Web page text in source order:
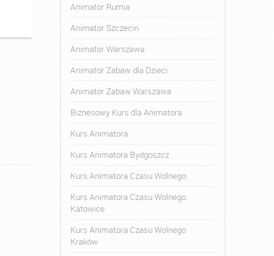
Animator Rumia
Animator Szczecin
Animator Warszawa
Animator Zabaw dla Dzieci
Animator Zabaw Warszawa
Biznesowy Kurs dla Animatora
Kurs Animatora
Kurs Animatora Bydgoszcz
Kurs Animatora Czasu Wolnego
Kurs Animatora Czasu Wolnego
Katowice
Kurs Animatora Czasu Wolnego
Kraków